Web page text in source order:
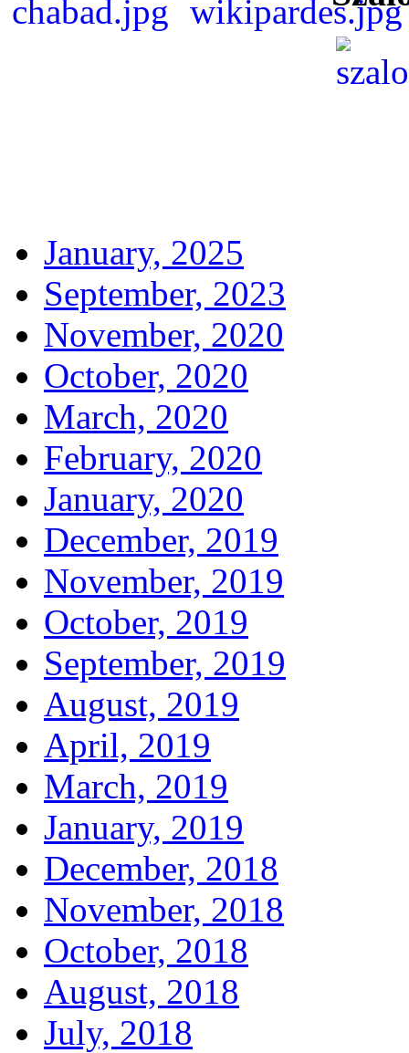
January, 2025
September, 2023
November, 2020
October, 2020
March, 2020
February, 2020
January, 2020
December, 2019
November, 2019
October, 2019
September, 2019
August, 2019
April, 2019
March, 2019
January, 2019
December, 2018
November, 2018
October, 2018
August, 2018
July, 2018